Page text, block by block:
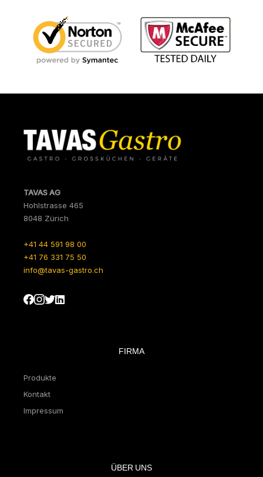
TAVAS AG
Hohlstrasse 465
8048 Zürich
+41 44 591 98 00
+41 76 331 75 50
info@tavas-gastro.ch
FIRMA
Produkte
Kontakt
Impressum
ÜBER UNS